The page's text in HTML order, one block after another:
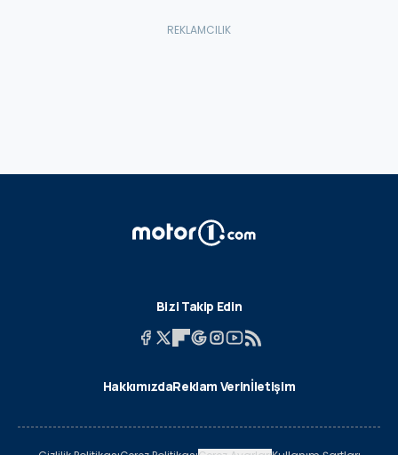
Bizi Takip Edin
HakkımızdaReklam Verinİletişim